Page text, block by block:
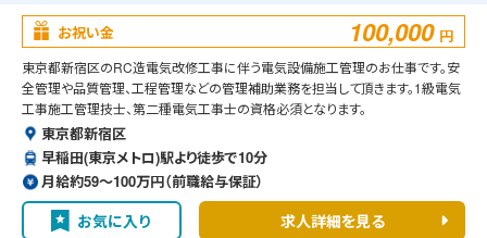
お祝い金 100,000 円
東京都新宿区のRC造電気改修工事に伴う電気設備施工管理のお仕事です。安
全管理や品質管理、工程管理などの管理補助業務を担当して頂きます。1級電気
工事施工管理技士、第二種電気工事士の資格必須となります。
東京都新宿区
早稲田(東京メトロ)駅より徒歩で10分
月給約59〜100万円（前職給与保証）
お気に入り 求人詳細を見る